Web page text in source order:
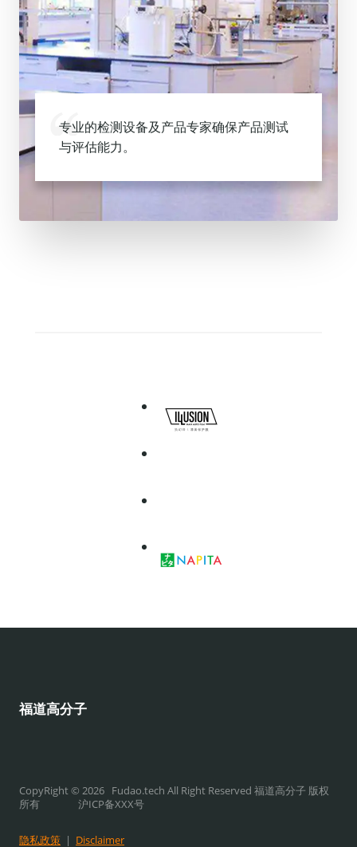
专业的检测设备及产品专家确保产品测试
与评估能力。
福道高分子
CopyRight © 2026 Fudao.tech All Right Reserved 福道高分子 版权
所有 沪ICP备XXX号
隐私政策 | Disclaimer